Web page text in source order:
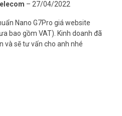
khử trùng pha loãng, cồn, hoặc
cấp
– 27/04/2022
Nano G7Pro giá website
bao gồm VAT). Kinh doanh đã
và sẽ tư vấn cho anh nhé